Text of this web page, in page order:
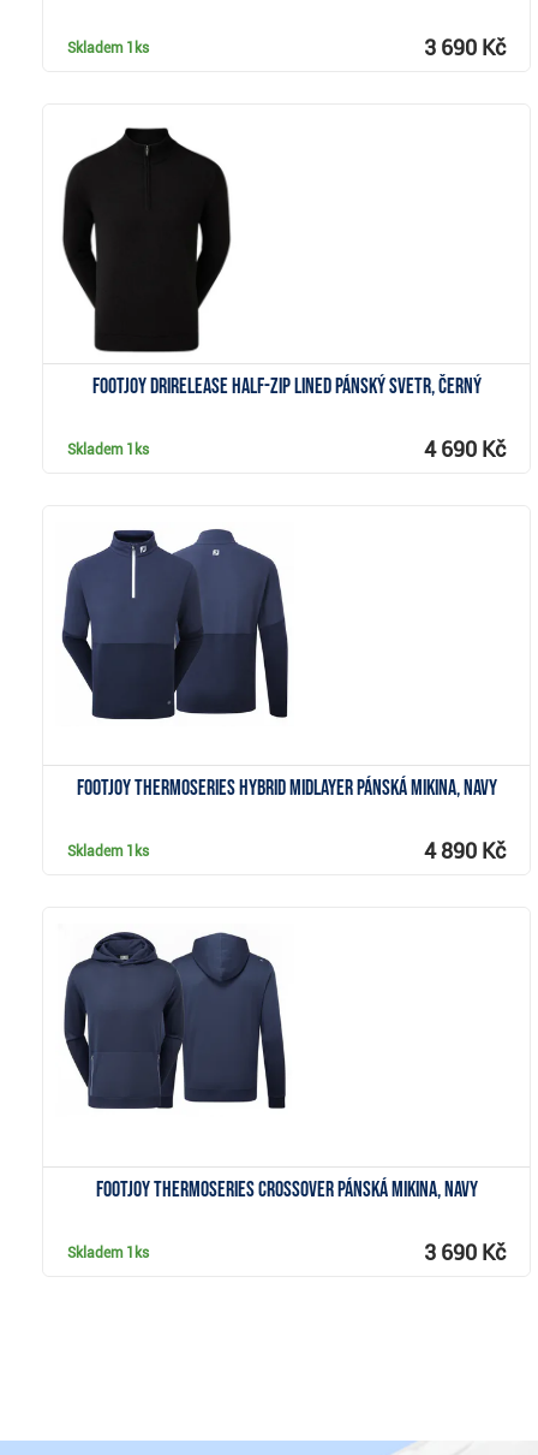
Skladem 1ks 3 690 Kč
FootJoy drirelease Half-Zip Lined pánský svetr, černý
Skladem 1ks 4 690 Kč
FootJoy ThermoSeries Hybrid Midlayer pánská mikina, navy
Skladem 1ks 4 890 Kč
Zobrazit
FootJoy ThermoSeries Crossover pánská mikina, navy
Skladem 1ks 3 690 Kč
Zobrazit